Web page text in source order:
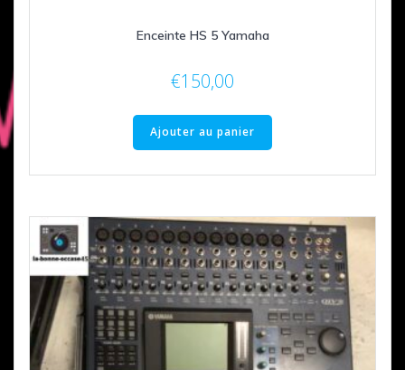
Enceinte HS 5 Yamaha
€150,00
Ajouter au panier